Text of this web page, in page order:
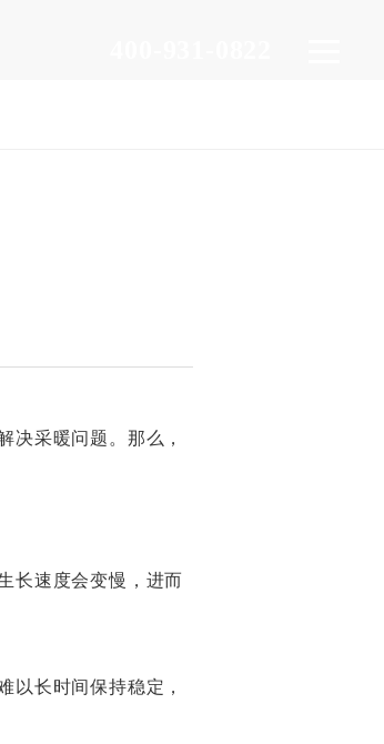
采暖问题。那么，
长速度会变慢，进而
长时间保持稳定，